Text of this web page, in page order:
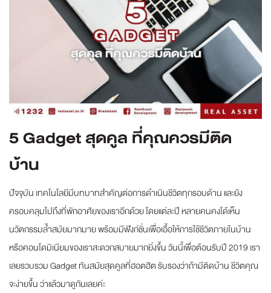
5 Gadget สุดคูล ที่คุณควรมีติด
บ้าน
ปัจจุบัน เทคโนโลยีมีบทบาทสำคัญต่อการดำเนินชีวิตทุกรอบด้าน และยัง
ครอบคลุมไปถึงที่พักอาศัยของเราอีกด้วย โดยแต่ละปี หลายคนคงได้เห็น
นวัตกรรมล้ำสมัยมากมาย พร้อมมีฟังก์ชั่นเพื่อเอื้อให้การใช้ชีวิตภายในบ้าน
หรือคอนโดมิเนียมของเราสะดวกสบายมากยิ่งขึ้น วันนี้เพื่อต้อนรับปี 2019 เรา
เลยรวบรวม Gadget ทันสมัยสุดคูลที่ฮอตฮิต รับรองว่าถ้ามีติดบ้าน ชีวิตคุณ
จะง่ายขึ้น ว่าแล้วมาดูกันเลยค่ะ